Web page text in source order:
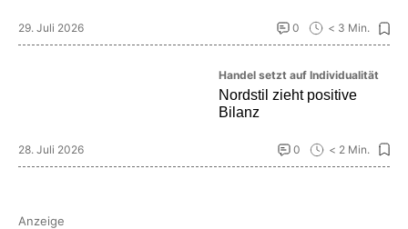
29. Juli 2026 0 < 3 Min.
Handel setzt auf Individualität
Nordstil zieht positive
Bilanz
28. Juli 2026 0 < 2 Min.
Anzeige